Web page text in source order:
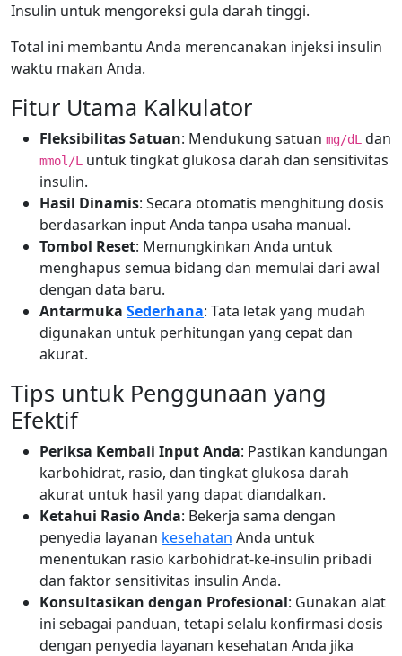
Insulin untuk mengoreksi gula darah tinggi.
Total ini membantu Anda merencanakan injeksi insulin
waktu makan Anda.
Fitur Utama Kalkulator
Fleksibilitas Satuan: Mendukung satuan mg/dL dan
mmol/L
untuk tingkat glukosa darah dan sensitivitas
insulin.
Hasil Dinamis: Secara otomatis menghitung dosis
berdasarkan input Anda tanpa usaha manual.
Tombol Reset: Memungkinkan Anda untuk
menghapus semua bidang dan memulai dari awal
dengan data baru.
Antarmuka Sederhana: Tata letak yang mudah
digunakan untuk perhitungan yang cepat dan
akurat.
Tips untuk Penggunaan yang
Efektif
Periksa Kembali Input Anda: Pastikan kandungan
karbohidrat, rasio, dan tingkat glukosa darah
akurat untuk hasil yang dapat diandalkan.
Ketahui Rasio Anda: Bekerja sama dengan
penyedia layanan kesehatan Anda untuk
menentukan rasio karbohidrat-ke-insulin pribadi
dan faktor sensitivitas insulin Anda.
Konsultasikan dengan Profesional: Gunakan alat
ini sebagai panduan, tetapi selalu konfirmasi dosis
dengan penyedia layanan kesehatan Anda jika